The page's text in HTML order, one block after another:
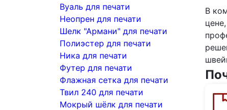
Вуаль для печати
Неопрен для печати
Шелк "Армани" для печати
Полиэстер для печати
Ника для печати
Футер для печати
Флажная сетка для печати
Твил 240 для печати
Мокрый шёлк для печати
В